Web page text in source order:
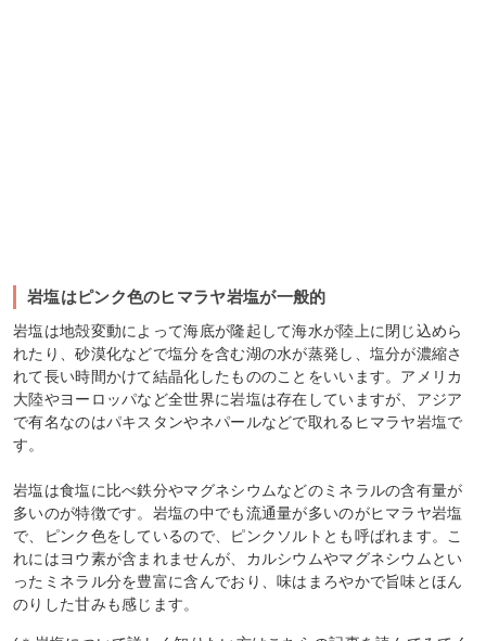
岩塩はピンク色のヒマラヤ岩塩が一般的
岩塩は地殻変動によって海底が隆起して海水が陸上に閉じ込めら
れたり、砂漠化などで塩分を含む湖の水が蒸発し、塩分が濃縮さ
れて長い時間かけて結晶化したもののことをいいます。アメリカ
大陸やヨーロッパなど全世界に岩塩は存在していますが、アジア
で有名なのはパキスタンやネパールなどで取れるヒマラヤ岩塩で
す。
岩塩は食塩に比べ鉄分やマグネシウムなどのミネラルの含有量が
多いのが特徴です。岩塩の中でも流通量が多いのがヒマラヤ岩塩
で、ピンク色をしているので、ピンクソルトとも呼ばれます。こ
れにはヨウ素が含まれませんが、カルシウムやマグネシウムとい
ったミネラル分を豊富に含んでおり、味はまろやかで旨味とほん
のりした甘みも感じます。